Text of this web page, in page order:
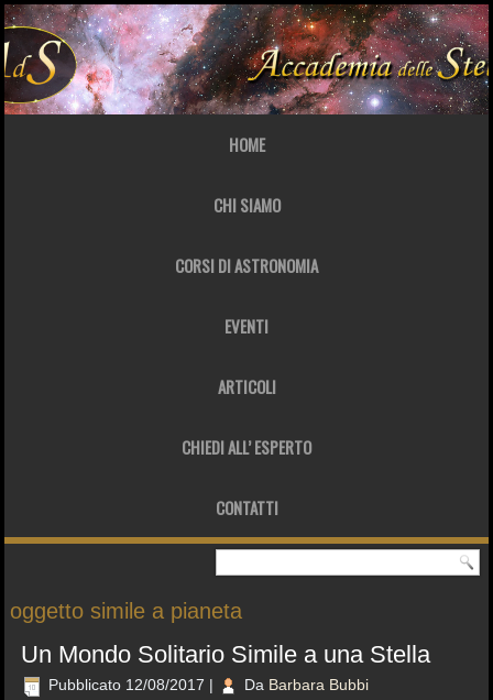
HOME
CHI SIAMO
CORSI DI ASTRONOMIA
EVENTI
ARTICOLI
CHIEDI ALL’ ESPERTO
CONTATTI
oggetto simile a pianeta
Un Mondo Solitario Simile a una Stella
Pubblicato 12/08/2017 | Da Barbara Bubbi